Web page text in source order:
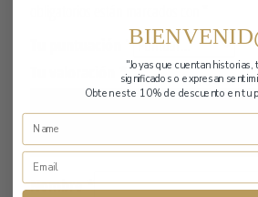
*
*
Nombre*
"Joyas que cuentan historias,
significados o expresan
Obten este 10% de descuento en tu